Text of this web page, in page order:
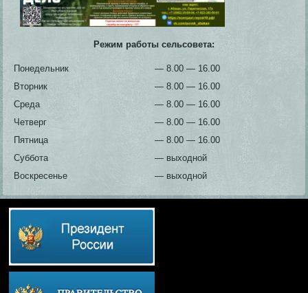
Режим работы сельсовета:
Понедельник
— 8.00 — 16.00
Вторник
— 8.00 — 16.00
Среда
— 8.00 — 16.00
Четверг
— 8.00 — 16.00
Пятница
— 8.00 — 16.00
Суббота
— выходной
Воскресенье
— выходной